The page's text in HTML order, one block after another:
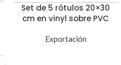
Set de 5 rótulos 20×30
cm en vinyl sobre PVC
Exportación